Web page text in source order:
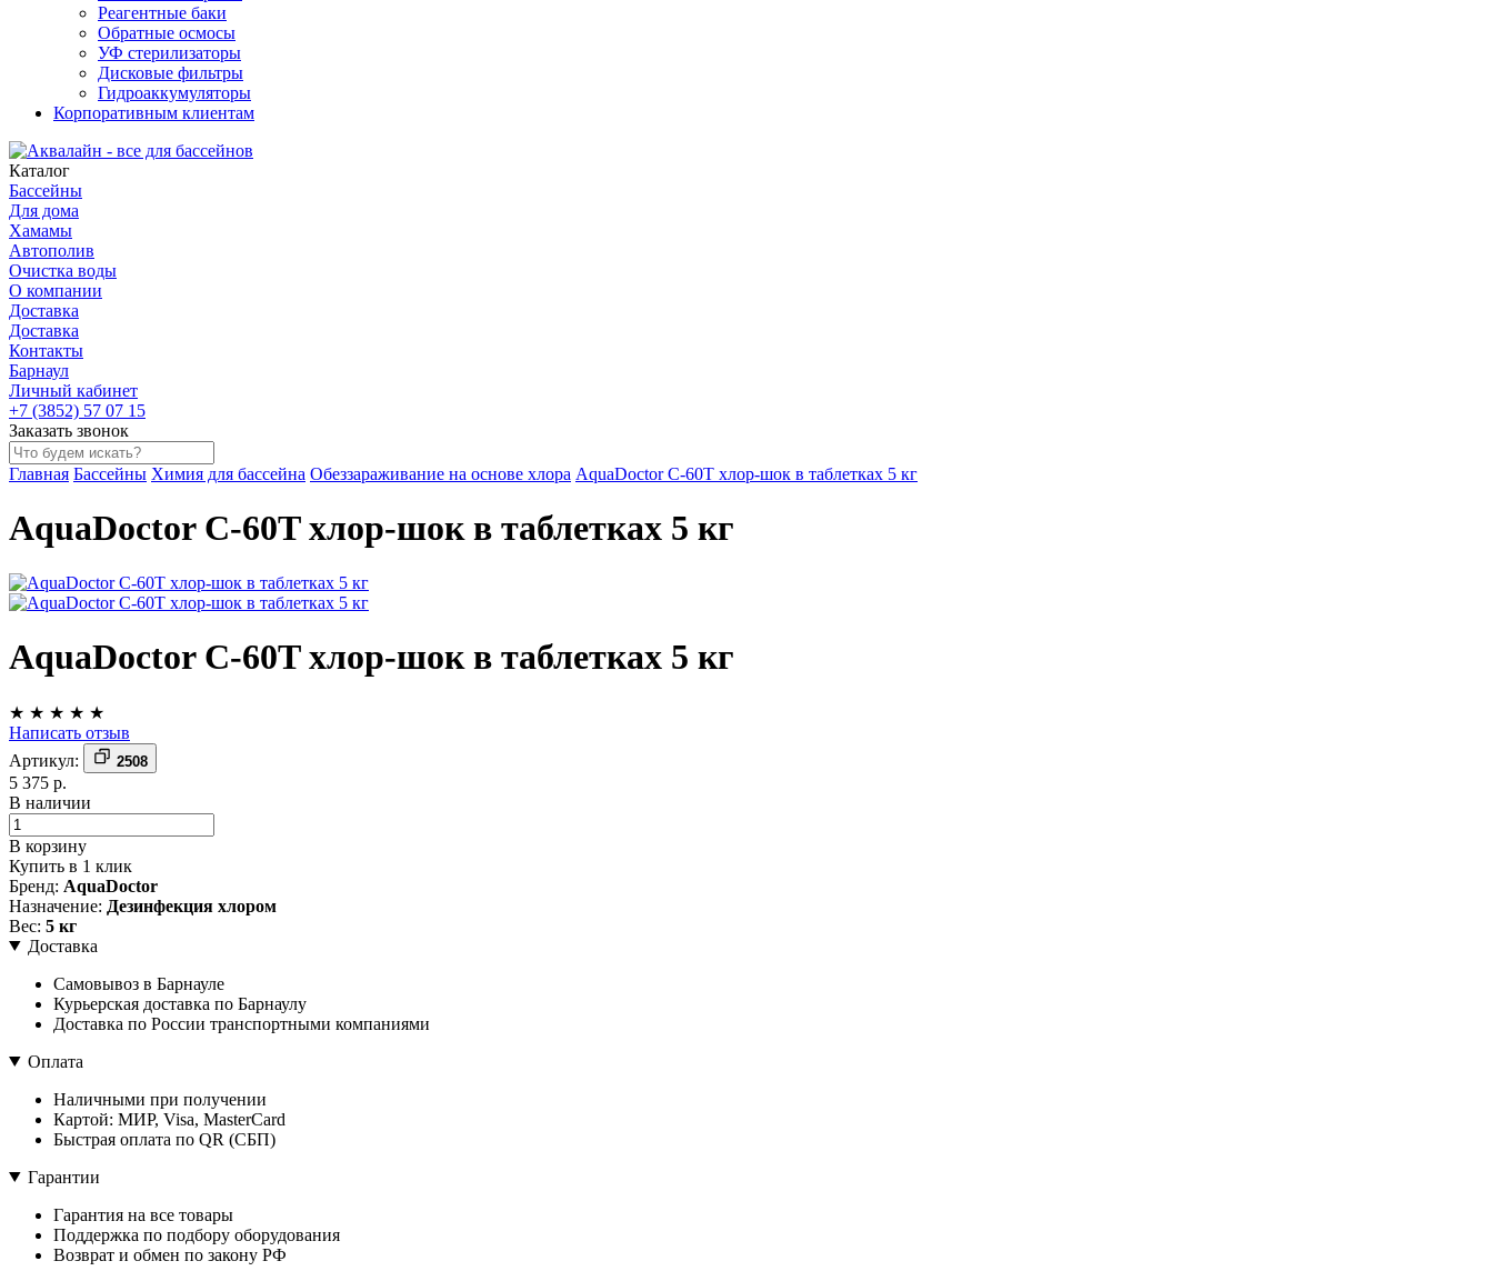
Реагентные баки
Обратные осмосы
УФ стерилизаторы
Дисковые фильтры
Гидроаккумуляторы
Корпоративным клиентам
Каталог
Бассейны
Для дома
Хамамы
Автополив
Очистка воды
О компании
Доставка
Доставка
Контакты
Барнаул
Личный кабинет
+7 (3852) 57 07 15
Заказать звонок
Главная Бассейны Химия для бассейна Обеззараживание на основе хлора AquaDoctor C-60T хлор-шок в таблетках 5 кг
AquaDoctor C-60T хлор-шок в таблетках 5 кг
AquaDoctor C-60T хлор-шок в таблетках 5 кг
★ ★ ★ ★ ★
Написать отзыв
Артикул:
2508
5 375 р.
В наличии
В корзину
Купить в 1 клик
Бренд: AquaDoctor
Назначение: Дезинфекция хлором
Вес: 5 кг
Доставка
Самовывоз в Барнауле
Курьерская доставка по Барнаулу
Доставка по России транспортными компаниями
Оплата
Наличными при получении
Картой: МИР, Visa, MasterCard
Быстрая оплата по QR (СБП)
Гарантии
Гарантия на все товары
Поддержка по подбору оборудования
Возврат и обмен по закону РФ